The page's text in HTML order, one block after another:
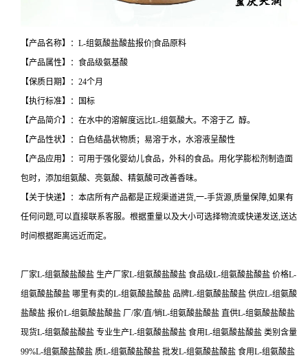
【产品名称】：L-组氨酸盐酸盐报价|食品原料
【产品属性】：食品级氨基酸
【保质日期】：24个月
【执行标准】：国标
【产品简介】：在水中的溶解度远比L-组氨酸大。不溶于乙 醇。
【产品性状】：白色结晶状物质；易溶于水，水溶液呈酸性
【产品应用】：可用于强化婴幼儿食品，外科的食品。用化学膨松剂制造面
包时，添加组氨酸、亮氨酸、精氨酸可改善香味。
【关于快递】：本店所有产品都是正规渠道进货,一-手货源,质量保障,如果有
任何问题,可以直接联系客服。根据重量以及大小可选择物流或快递发送,送达
时间根据距离远近而定。
厂家L-组氨酸盐酸盐 生产厂家L-组氨酸盐酸盐 食品级L-组氨酸盐酸盐 价格L-
组氨酸盐酸盐 哪里有卖的L-组氨酸盐酸盐 品牌L-组氨酸盐酸盐 供应L-组氨酸
盐酸盐 报价L-组氨酸盐酸盐 厂/家/直/销L-组氨酸盐酸盐 直供L-组氨酸盐酸盐
现货L-组氨酸盐酸盐 专业生产L-组氨酸盐酸盐 食用L-组氨酸盐酸盐 类别含量
99%L-组氨酸盐酸盐 质L-组氨酸盐酸盐 批发L-组氨酸盐酸盐 食用L-组氨酸盐